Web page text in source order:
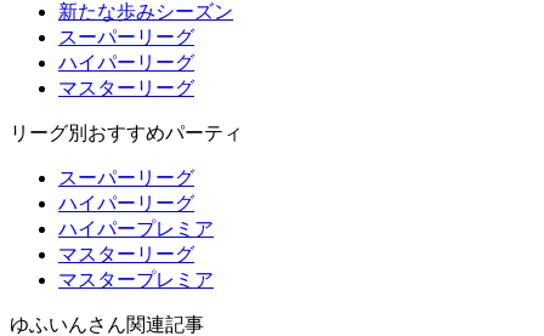
新たな歩みシーズン
スーパーリーグ
ハイパーリーグ
マスターリーグ
リーグ別おすすめパーティ
スーパーリーグ
ハイパーリーグ
ハイパープレミア
マスターリーグ
マスタープレミア
ゆふいんさん関連記事